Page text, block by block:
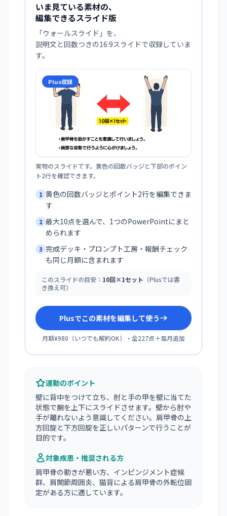
いま見ている素材の、
編集できるスライド版
「ウォールスライド 」を、
説明文と回数つきの16:9スライドで収録していま
す。
Plus収録
実物のスライドです。黄色の回数バッジと下部のポイン
ト2行を確認できます。
1 黄色の回数バッジとポイント2行を編集できま
す
2 最大10点を選んで、1つのPowerPointにまと
められます
3 完成デッキ・プロンプト工房・報酬チェック
も同じ月額に含まれます
このスライドの目安： 10回×1セット （Plusでは書
き換え可）
Plusでこの素材を編集して使う
月額¥980 （いつでも解約OK）・全227点＋毎月追加
運動のポイント
壁に背中をつけて立ち、肘と手の甲を壁に当てた
状態で腕を上下にスライドさせます。壁から肘や
手が離れないよう意識してください。肩甲骨の上
方回旋と下方回旋を正しいパターンで行うことが
目的です。
対象疾患・推奨される方
肩甲骨の動きが悪い方、インピンジメント症候
群、肩関節周囲炎、猫背による肩甲骨の外転位固
定がある方に適しています。